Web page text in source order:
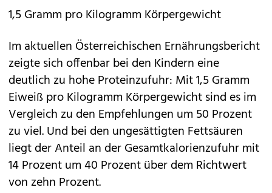
1,5 Gramm pro Kilogramm Körpergewicht
Im aktuellen Österreichischen Ernährungsbericht
zeigte sich offenbar bei den Kindern eine
deutlich zu hohe Proteinzufuhr: Mit 1,5 Gramm
Eiweiß pro Kilogramm Körpergewicht sind es im
Vergleich zu den Empfehlungen um 50 Prozent
zu viel. Und bei den ungesättigten Fettsäuren
liegt der Anteil an der Gesamtkalorienzufuhr mit
14 Prozent um 40 Prozent über dem Richtwert
von zehn Prozent.